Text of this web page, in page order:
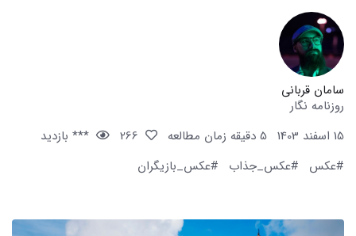
سامان قربانی
روزنامه نگار
15 اسفند 1403
5 دقیقه زمان مطالعه
*** بازدید
#عکس
#عکس_جذاب #عکس_بازیگران